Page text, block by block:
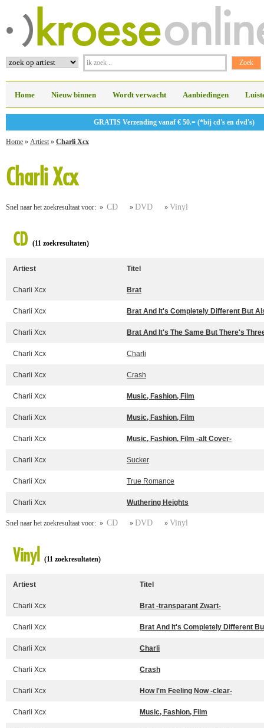
Home Nieuw binnen Wordt verwacht Aanbiedingen
GRATIS Verzending vanaf € 50.= (*bij cd's en dvd's)
Home » Artiest » Charli Xcx
Charli Xcx
Snel naar het zoekresultaat voor: » CD » DVD » Vinyl
CD (11 zoekresultaten)
Artiest Titel
Charli Xcx Brat
Charli Xcx Brat And It's Completely Different But
Charli Xcx Brat And It's The Same But There's
Charli Xcx Charli
Charli Xcx Crash
Charli Xcx Music, Fashion, Film
Charli Xcx Music, Fashion, Film
Charli Xcx Music, Fashion, Film -alt Cover-
Charli Xcx Sucker
Charli Xcx True Romance
Charli Xcx Wuthering Heights
Snel naar het zoekresultaat voor: » CD » DVD » Vinyl
Vinyl (11 zoekresultaten)
Artiest Titel
Charli Xcx Brat -transparant Zwart-
Charli Xcx Brat And It's Completely Different
Charli Xcx Charli
Charli Xcx Crash
Charli Xcx How I'm Feeling Now -clear-
Charli Xcx Music, Fashion, Film